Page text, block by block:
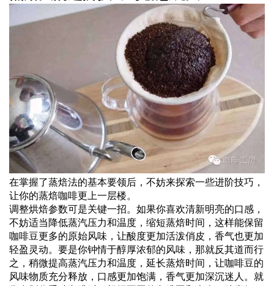
在掌握了蒸焙法的基本要领后，不妨来探索一些进阶技巧，
让你的蒸焙咖啡更上一层楼。
调整烘焙参数可是关键一招。如果你喜欢清新明亮的口感，
不妨适当降低蒸汽压力和温度，缩短蒸焙时间，这样能保留
咖啡豆更多的原始风味，让酸度更加活泼俏皮，香气也更加
轻盈灵动。要是你钟情于醇厚浓郁的风味，那就反其道而行
之，稍微提高蒸汽压力和温度，延长蒸焙时间，让咖啡豆的
风味物质充分释放，口感更加饱满，香气更加深沉迷人。就